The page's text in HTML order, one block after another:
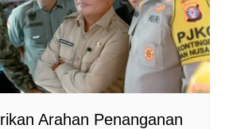
Arahan Penanganan